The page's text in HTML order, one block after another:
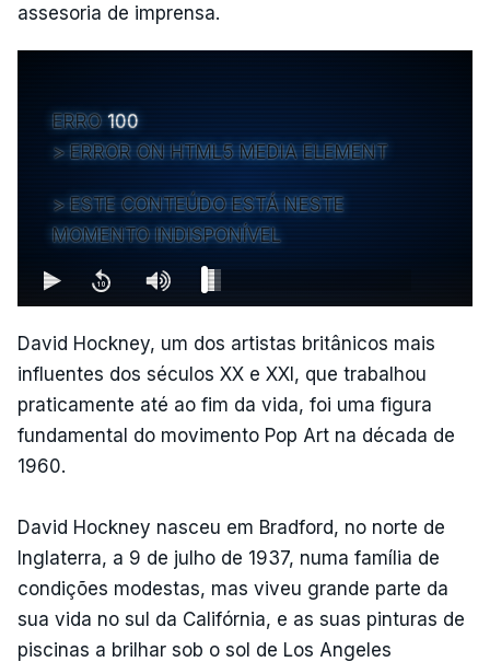
assesoria de imprensa.
ERRO 100
ERROR ON HTML5 MEDIA ELEMENT
ESTE CONTEÚDO ESTÁ NESTE
MOMENTO INDISPONÍVEL
David Hockney, um dos artistas britânicos mais
influentes dos séculos XX e XXI, que trabalhou
praticamente até ao fim da vida, foi uma figura
fundamental do movimento Pop Art na década de
1960.
David Hockney nasceu em Bradford, no norte de
Inglaterra, a 9 de julho de 1937, numa família de
condições modestas, mas viveu grande parte da
sua vida no sul da Califórnia, e as suas pinturas de
piscinas a brilhar sob o sol de Los Angeles